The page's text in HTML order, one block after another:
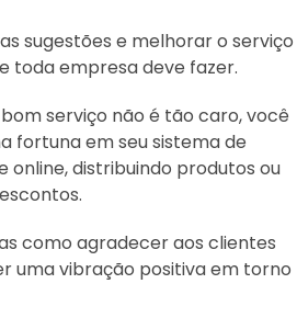
sugestões e melhorar o serviço
toda empresa deve fazer.
serviço não é tão caro, você
fortuna em seu sistema de
distribuindo produtos ou
como agradecer aos clientes
uma vibração positiva em torno